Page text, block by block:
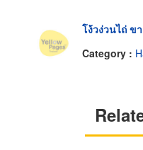
โง้วง่วนไถ่ ข
Category :